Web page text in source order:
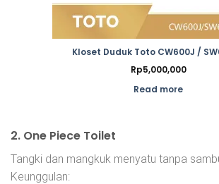
Kloset Duduk Toto CW600J /
Rp5,000,000
Read more
2. One Piece Toilet
Tangki dan mangkuk menyatu tanpa
Keunggulan: